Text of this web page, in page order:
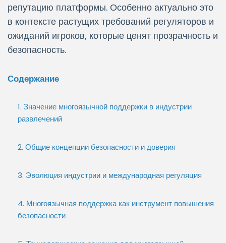
репутацию платформы. Особенно актуально это
в контексте растущих требований регуляторов и
ожиданий игроков, которые ценят прозрачность и
безопасность.
Содержание
1. Значение многоязычной поддержки в индустрии
развлечений
2. Общие концепции безопасности и доверия
3. Эволюция индустрии и международная регуляция
4. Многоязычная поддержка как инструмент повышения
безопасности